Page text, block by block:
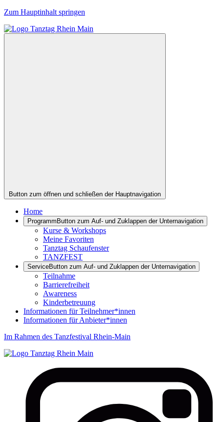
Zum Hauptinhalt springen
Button zum öffnen und schließen der Hauptnavigation
Home
Programm Button zum Auf- und Zuklappen der Unternavigation
Kurse & Workshops
Meine Favoriten
Tanztag Schaufenster
TANZFEST
ServiceButton zum Auf- und Zuklappen der Unternavigation
Teilnahme
Barrierefreiheit
Awareness
Kinderbetreuung
Informationen für Teilnehmer*innen
Informationen für Anbieter*innen
Im Rahmen des Tanzfestival Rhein-Main